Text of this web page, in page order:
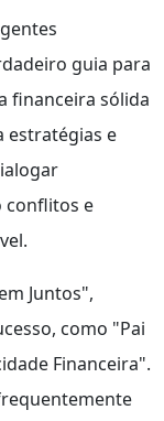
guia para
financeira sólida
estratégias e
conflitos e
Juntos",
como "Pai
Financeira".